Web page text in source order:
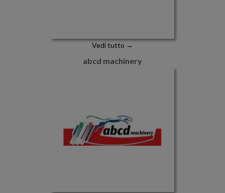
Vedi tutto →
abcd machinery